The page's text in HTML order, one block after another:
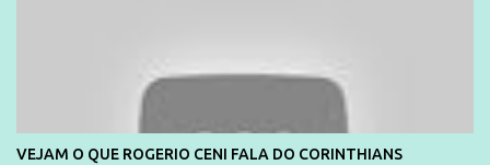
VEJAM O QUE ROGERIO CENI FALA DO CORINTHIANS